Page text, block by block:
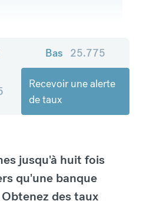
Bas 25.775
Recevoir une alerte
de taux
jusqu'à huit fois
qu'une banque
des taux